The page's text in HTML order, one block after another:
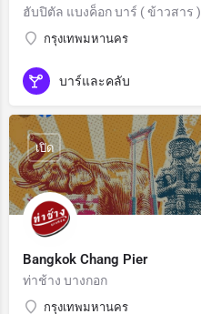
ฮับปิตัล แบงค็อก บาร์ ( ข้าวสาร )
กรุงเทพมหานคร
บาร์และคลับ
Bangkok Chang Pier
ท่าช้าง บางกอก
กรุงเทพมหานคร
เปิด